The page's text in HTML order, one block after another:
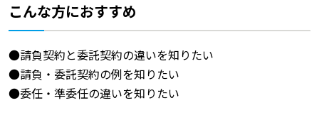
こんな方におすすめ
●請負契約と委託契約の違いを知りたい
●請負・委託契約の例を知りたい
●委任・準委任の違いを知りたい